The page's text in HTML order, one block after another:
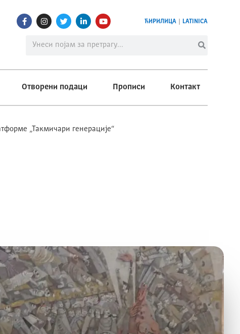
ЋИРИЛИЦА LATINICA
Отворени подаци Прописи Контакт
„Такмичари генерације“